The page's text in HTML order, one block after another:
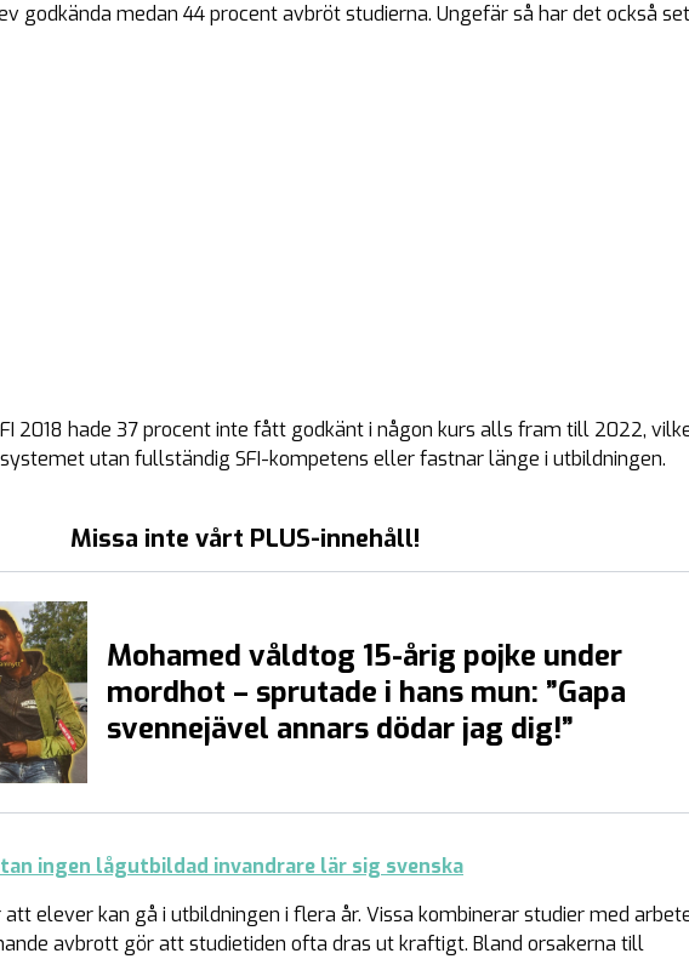
godkända medan 44 procent avbröt studierna. Ungefär så har det också
2018 hade 37 procent inte fått godkänt i någon kurs alls fram till 2022,
utan fullständig SFI-kompetens eller fastnar länge i utbildningen.
Missa inte vårt PLUS-innehåll!
Mohamed våldtog 15-årig pojke under
mordhot – sprutade i hans mun: ”Gapa
svennejävel annars dödar jag dig!”
ingen lågutbildad invandrare lär sig svenska
elever kan gå i utbildningen i flera år. Vissa kombinerar studier med
avbrott gör att studietiden ofta dras ut kraftigt. Bland orsakerna till